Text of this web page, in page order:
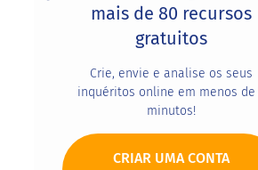
mais de 80 recursos
gratuitos
Crie, envie e analise os seus
inquéritos online em menos de
minutos!
CRIAR UMA CONTA